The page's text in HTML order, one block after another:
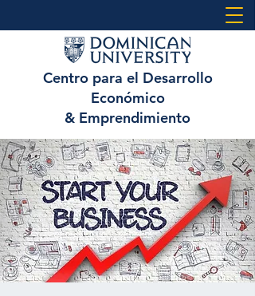
Centro para el Desarrollo
Económico
& Emprendimiento